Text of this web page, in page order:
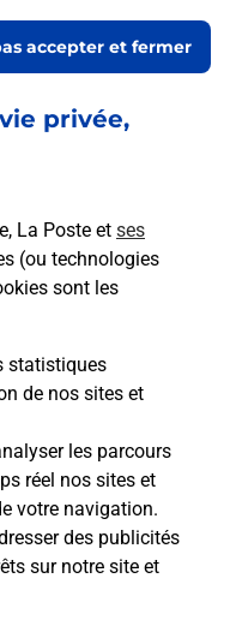
privée,
La Poste et ses
(ou technologies
sont les
statistiques
de nos sites et
les parcours
réel nos sites et
votre navigation.
des publicités
sur notre site et
accepter et fermer
pas cher proche
offre de
bureaux de
(05300) !
En